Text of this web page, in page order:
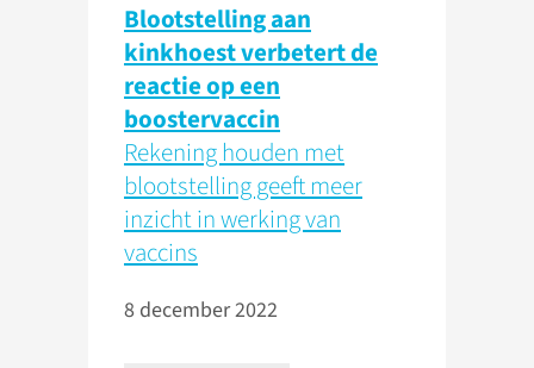
Blootstelling aan
kinkhoest verbetert de
reactie op een
boostervaccin
Rekening houden met
blootstelling geeft meer
inzicht in werking van
vaccins
8 december 2022